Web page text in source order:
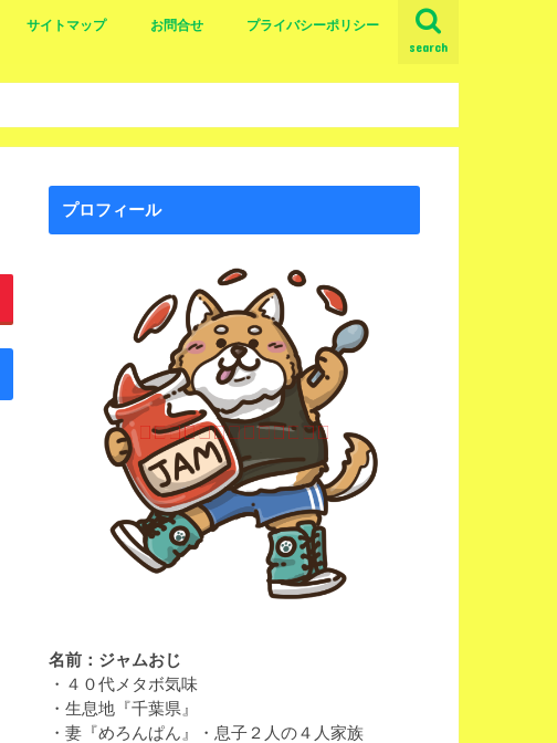
search
サイトマップ お問合せ プライバシーポリシー
プロフィール
名前：ジャムおじ
・４０代メタボ気味
・生息地『千葉県』
・妻『めろんぱん』・息子２人の４人家族